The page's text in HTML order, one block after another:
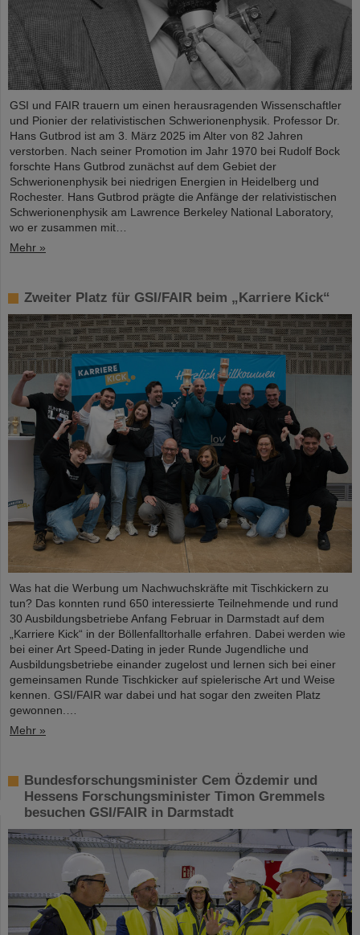
GSI und FAIR trauern um einen herausragenden Wissenschaftler
und Pionier der relativistischen Schwerionenphysik. Professor Dr.
Hans Gutbrod ist am 3. März 2025 im Alter von 82 Jahren
verstorben. Nach seiner Promotion im Jahr 1970 bei Rudolf Bock
forschte Hans Gutbrod zunächst auf dem Gebiet der
Schwerionenphysik bei niedrigen Energien in Heidelberg und
Rochester. Hans Gutbrod prägte die Anfänge der relativistischen
Schwerionenphysik am Lawrence Berkeley National Laboratory,
wo er zusammen mit…
Mehr »
Zweiter Platz für GSI/FAIR beim „Karriere Kick“
Was hat die Werbung um Nachwuchskräfte mit Tischkickern zu
tun? Das konnten rund 650 interessierte Teilnehmende und rund
30 Ausbildungsbetriebe Anfang Februar in Darmstadt auf dem
„Karriere Kick“ in der Böllenfalltorhalle erfahren. Dabei werden wie
bei einer Art Speed-Dating in jeder Runde Jugendliche und
Ausbildungsbetriebe einander zugelost und lernen sich bei einer
gemeinsamen Runde Tischkicker auf spielerische Art und Weise
kennen. GSI/FAIR war dabei und hat sogar den zweiten Platz
gewonnen.…
Mehr »
Bundesforschungsminister Cem Özdemir und
Hessens Forschungsminister Timon Gremmels
besuchen GSI/FAIR in Darmstadt